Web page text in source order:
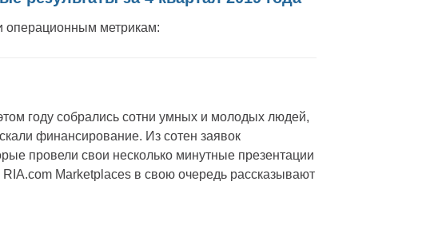
операционным метрикам:
году собрались сотни умных и молодых людей,
финансирование. Из сотен заявок
провели свои несколько минутные презентации
Marketplaces в свою очередь рассказывают